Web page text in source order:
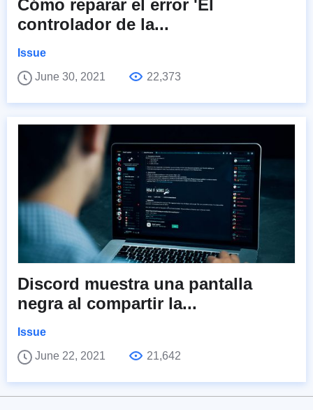
Cómo reparar el error 'El
controlador de la...
Issue
June 30, 2021
22,373
Discord muestra una pantalla
negra al compartir la...
Issue
June 22, 2021
21,642